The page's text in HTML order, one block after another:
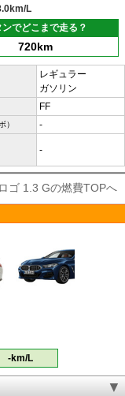
L
ンでどこまで走る？
720km
レギュラー
ガソリン
FF
） -
-
ゴ 1.3 Gの燃費TOPへ
-km/L